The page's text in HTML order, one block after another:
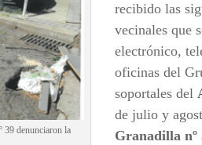
39 denunciaron la
recibido las
vecinales que
electrónico,
oficinas del
soportales del
de julio y
Granadilla nº